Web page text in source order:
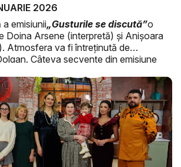
2026
a emisiunii„Gusturile se discută”o
Doina Arsene (interpretă) și Anișoara
Atmosfera va fi întreținută de
Câteva secvențe din emisiune